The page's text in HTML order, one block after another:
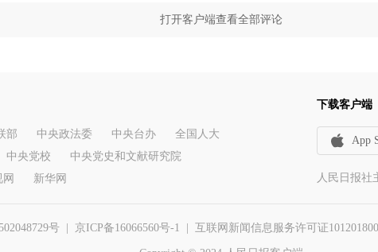
打开客户端查看全部评论
部 中央政法委 中央台办
全国人大
中央党校
中央党史和文献研究院
网 新华网
下载客户端
App
人民日报社
号 京ICP备16066560号-1 | 互联网新闻信息服务许可证